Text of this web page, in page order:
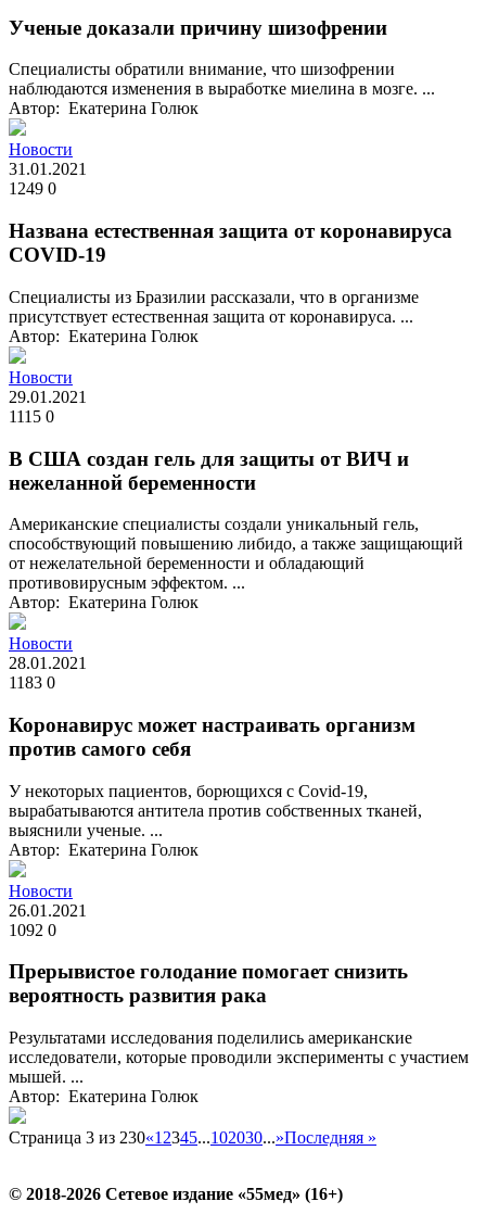
Ученые доказали причину шизофрении
Специалисты обратили внимание, что шизофрении
наблюдаются изменения в выработке миелина в мозге. ...
Автор: Екатерина Голюк
Новости
31.01.2021
1249 0
Названа естественная защита от коронавируса
COVID-19
Специалисты из Бразилии рассказали, что в организме
присутствует естественная защита от коронавируса. ...
Автор: Екатерина Голюк
Новости
29.01.2021
1115 0
В США создан гель для защиты от ВИЧ и
нежеланной беременности
Американские специалисты создали уникальный гель,
способствующий повышению либидо, а также защищающий
от нежелательной беременности и обладающий
противовирусным эффектом. ...
Автор: Екатерина Голюк
Новости
28.01.2021
1183 0
Коронавирус может настраивать организм
против самого себя
У некоторых пациентов, борющихся с Covid-19,
вырабатываются антитела против собственных тканей,
выяснили ученые. ...
Автор: Екатерина Голюк
Новости
26.01.2021
1092 0
Прерывистое голодание помогает снизить
вероятность развития рака
Результатами исследования поделились американские
исследователи, которые проводили эксперименты с участием
мышей. ...
Автор: Екатерина Голюк
Страница 3 из 230«1 2345...102030...»Последняя »
© 2018-2026 Сетевое издание «55мед» (16+)